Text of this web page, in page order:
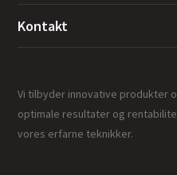
Kontakt
Vi tilbyder innovative produkter
optimale resultater og
vores erfarne teknikker.